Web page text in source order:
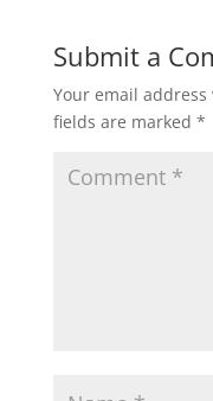
Submit a
Your email
fields are marked *